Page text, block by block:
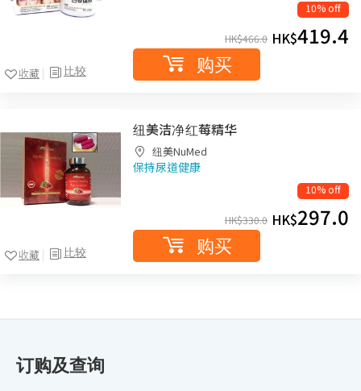
比较
收藏
10% off
HK$466.0 HK$419.4
购买
比较
收藏
纽美洁净红莓精华
纽美NuMed
保持尿道健康
10% off
HK$330.0 HK$297.0
购买
订购及查询